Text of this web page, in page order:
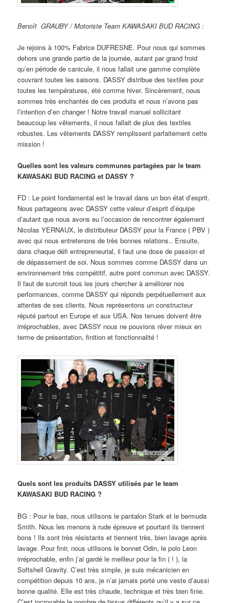
Benoît GRAUBY / Motoriste Team KAWASAKI BUD RACING :
Je rejoins à 100% Fabrice DUFRESNE. Pour nous qui sommes
dehors une grande partie de la journée, autant par grand froid
qu’en période de canicule, il nous fallait une gamme complète
couvrant toutes les saisons. DASSY distribue des textiles pour
toutes les températures, été comme hiver. Sincèrement, nous
sommes très enchantés de ces produits et nous n’avons pas
l’intention d’en changer ! Notre travail manuel sollicitant
beaucoup les vêtements, il nous fallait de plus des textiles
robustes. Les vêtements DASSY remplissent parfaitement cette
mission !
Quelles sont les valeurs communes partagées par le team
KAWASAKI BUD RACING et DASSY ?
FD : Le point fondamental est le travail dans un bon état d’esprit.
Nous partageons avec DASSY cette valeur d’esprit d’équipe
d’autant que nous avons eu l’occasion de rencontrer également
Nicolas YERNAUX, le distributeur DASSY pour la France ( PBV )
avec qui nous entretenons de très bonnes relations.. Ensuite,
dans chaque défi entrepreneurial, il faut une dose de passion et
de dépassement de soi. Nous sommes comme DASSY dans un
environnement très compétitif, autre point commun avec DASSY.
Il faut de surcroit tous les jours chercher à améliorer nos
performances, comme DASSY qui réponds perpétuellement aux
attentes de ses clients. Nous représentons un constructeur
réputé partout en Europe et aux USA. Nos tenues doivent être
irréprochables, avec DASSY nous ne pouvions rêver mieux en
terme de présentation, finition et fonctionnalité !
Quels sont les produits DASSY utilisés par le team
KAWASAKI BUD RACING ?
BG : Pour le bas, nous utilisons le pantalon Stark et le bermuda
Smith. Nous les menons à rude épreuve et pourtant ils tiennent
bons ! Ils sont très résistants et tiennent très, bien lavage après
lavage. Pour finir, nous utilisons le bonnet Odin, le polo Leon
irréprochable, enfin j’ai gardé le meilleur pour la fin ( ! ), la
Softshell Gravity. C’est très simple, je suis mécanicien en
compétition depuis 10 ans, je n’ai jamais porté une veste d’aussi
bonne qualité. Elle est très chaude, technique et très bien finie.